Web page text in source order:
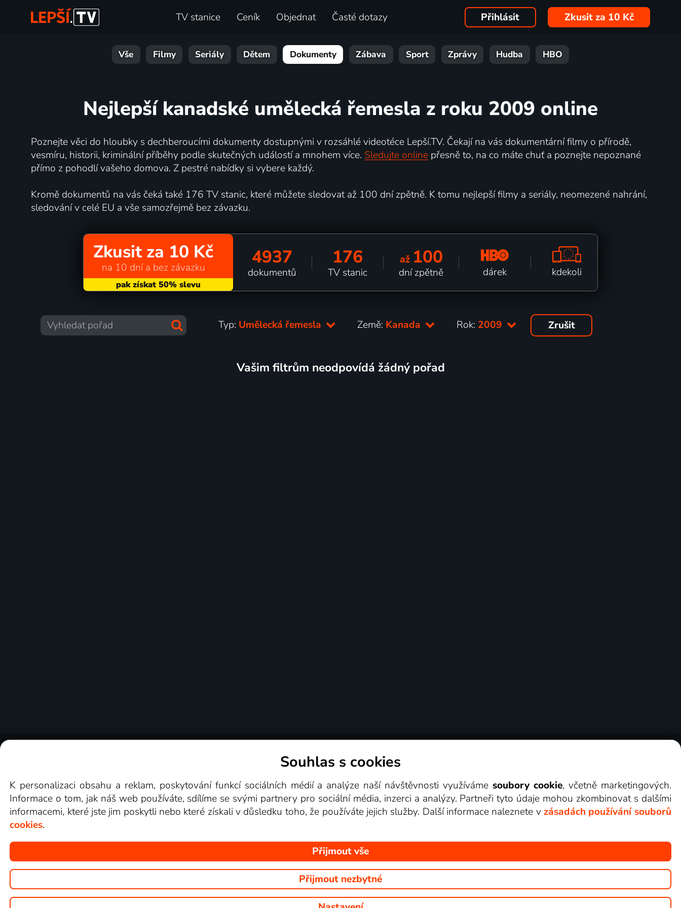
TV stanice Ceník Objednat Časté dotazy Přihlásit Zkusit za 10 Kč
Vše Filmy Seriály Dětem Dokumenty Zábava Sport Zprávy Hudba HBO
Nejlepší kanadské umělecká řemesla z roku 2009 online
Poznejte věci do hloubky s dechberoucími dokumenty dostupnými v rozsáhlé videotéce Lepší.TV. Čekají na vás dokumentární filmy o přírodě,
vesmíru, historii, kriminální příběhy podle skutečných událostí a mnohem více. Sledujte onlinepřesně to, na co máte chuť a poznejte nepoznané
přímo z pohodlí vašeho domova. Z pestré nabídky si vybere každý.
Kromě dokumentů na vás čeká také 176 TV stanic, které můžete sledovat až 100 dní zpětně. K tomu nejlepší filmy a seriály, neomezené nahrání,
sledování v celé EU a vše samozřejmě bez závazku.
Zkusit za 10 Kč
na 10 dní a bez závazku 4937
dokumentů
176
TV stanic
až 100
dní zpětně dárek kdekoli
Typ: Umělecká řemesla Země: Kanada Rok: 2009 Zrušit
Vašim filtrům neodpovídá žádný pořad
Videotéka
Copyright © goNET s.r.o. Na tomto webu jsou zobrazovány obrázky z pořadů TV stanic, které můžete sledovat v Lepší.TV.
Souhlas s cookies
K personalizaci obsahu a reklam, poskytování funkcí sociálních médií a analýze naší návštěvnosti využívámesoubory cookie, včetně marketingových.
Informace o tom, jak náš web používáte, sdílíme se svými partnery pro sociální média, inzerci a analýzy. Partneři tyto údaje mohou zkombinovat s dalšími
informacemi, které jste jim poskytli nebo které získali v důsledku toho, že používáte jejich služby. Další informace naleznete v zásadách používání souborů
cookies.
Přijmout vše
Přijmout nezbytné